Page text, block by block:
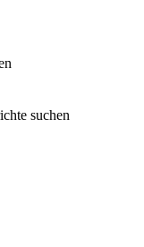
suchen